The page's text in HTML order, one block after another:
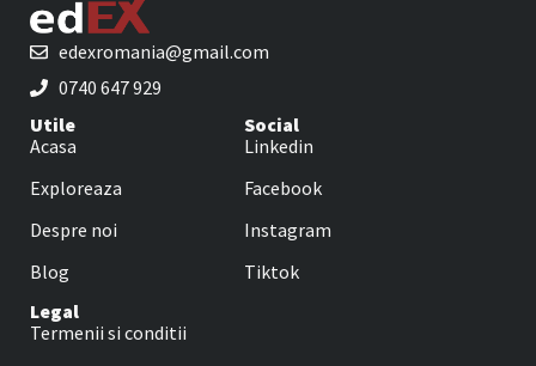
edexromania@gmail.com
0740 647 929
Utile
Acasa
Exploreaza
Despre noi
Blog
Social
Linkedin
Facebook
Instagram
Tiktok
Legal
Termenii si conditii